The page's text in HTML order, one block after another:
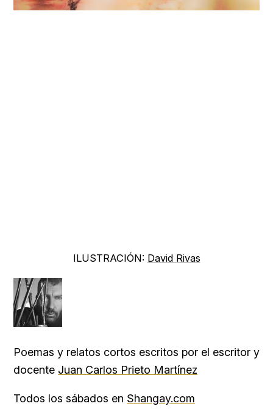
ILUSTRACIÓN: David Rivas
Poemas y relatos cortos escritos por el escritor y
docente Juan Carlos Prieto Martínez
Todos los sábados en Shangay.com